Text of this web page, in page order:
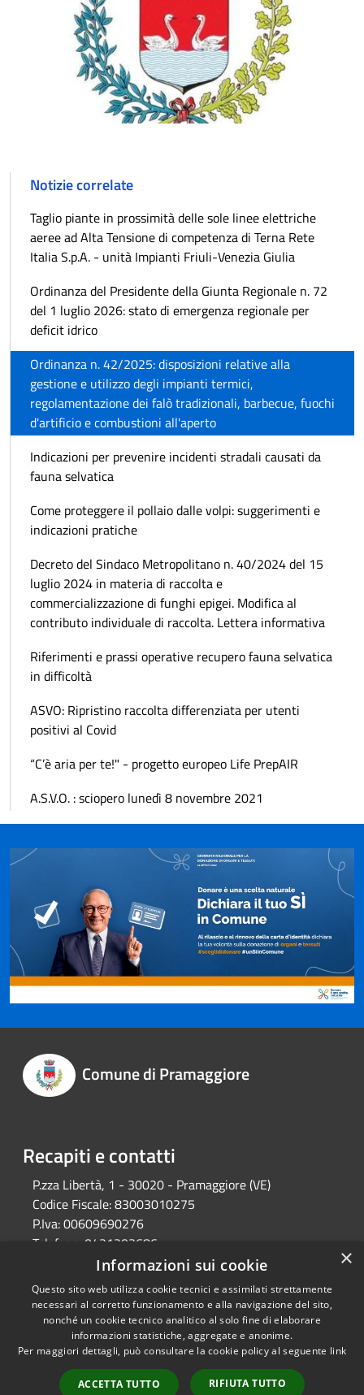
Notizie correlate
Taglio piante in prossimità delle sole linee elettriche
aeree ad Alta Tensione di competenza di Terna Rete
Italia S.p.A. - unità Impianti Friuli-Venezia Giulia
Ordinanza del Presidente della Giunta Regionale n. 72
del 1 luglio 2026: stato di emergenza regionale per
deficit idrico
Ordinanza n. 42/2025: disposizioni relative alla
gestione e utilizzo degli impianti termici,
regolamentazione dei falò tradizionali, barbecue, fuochi
d'artificio e combustioni all'aperto
Indicazioni per prevenire incidenti stradali causati da
fauna selvatica
Come proteggere il pollaio dalle volpi: suggerimenti e
indicazioni pratiche
Decreto del Sindaco Metropolitano n. 40/2024 del 15
luglio 2024 in materia di raccolta e
commercializzazione di funghi epigei. Modifica al
contributo individuale di raccolta. Lettera informativa
Riferimenti e prassi operative recupero fauna selvatica
in difficoltà
ASVO: Ripristino raccolta differenziata per utenti
positivi al Covid
“C’è aria per te!" - progetto europeo Life PrepAIR
A.S.V.O. : sciopero lunedì 8 novembre 2021
Comune di Pramaggiore
Recapiti e contatti
P.zza Libertà, 1 - 30020 - Pramaggiore (VE)
Codice Fiscale:83003010275
P.Iva:00609690276
Telefono: 0421203686
protocollo@comune.pramaggiore.ve.it
Pec:
protocollo.comune.pramaggiore.ve@pecveneto.it
Accessibilità
Copyright © 2026 • Comune di
Pramaggiore • Powered by
Municipium•
Accesso
×
Informazioni sui cookie
Questo sito web utilizza cookie tecnici e assimilati strettamente
necessari al corretto funzionamento e alla navigazione del sito,
nonché un cookie tecnico analitico al solo fine di elaborare
informazioni statistiche, aggregate e anonime.
Per maggiori dettagli, può consultare la cookie policy al seguente link
ACCETTA TUTTO RIFIUTA TUTTO